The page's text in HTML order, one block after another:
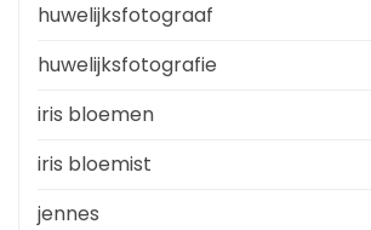
huwelijksfotograaf
huwelijksfotografie
iris bloemen
iris bloemist
jennes